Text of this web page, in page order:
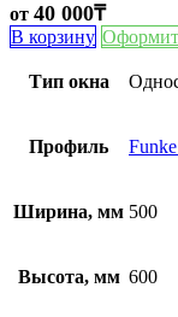
от 40 000₸
В корзину
Тип окна
Профиль
Ширина, мм 500
Высота, мм 600